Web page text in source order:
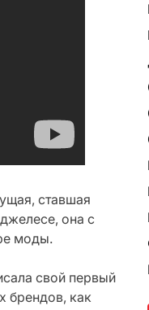
ставшая
она с
моды.
свой первый
брендов, как